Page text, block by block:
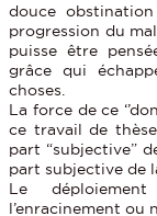
douce
progression du
puisse être
grâce qui
choses.
La force de ce
ce travail de
part “subjective”
part subjective de
Le
l’enracinement ou